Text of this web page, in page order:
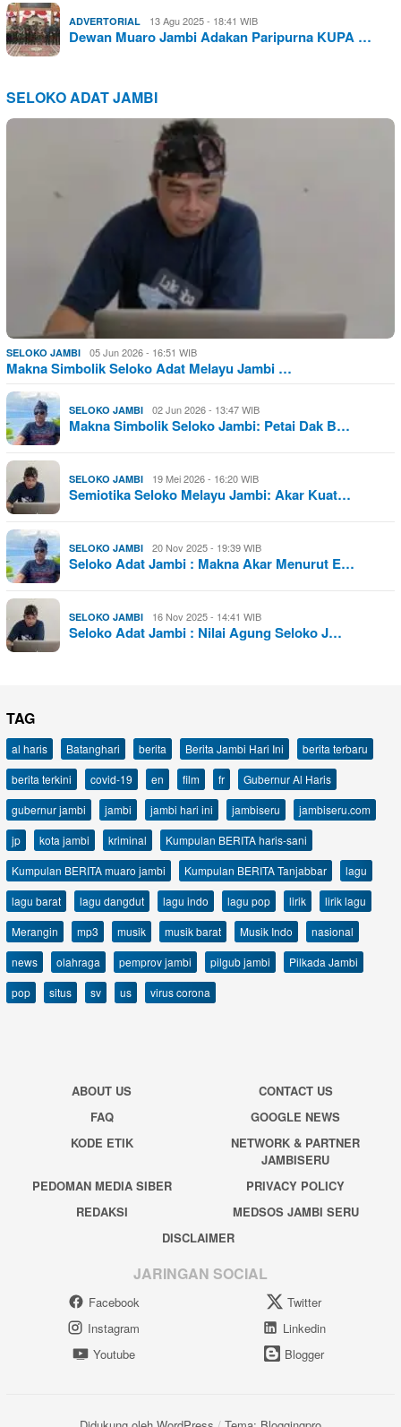
ADVERTORIAL 13 Agu 2025 - 18:41 WIB
Dewan Muaro Jambi Adakan Paripurna KUPA …
SELOKO ADAT JAMBI
SELOKO JAMBI 05 Jun 2026 - 16:51 WIB
Makna Simbolik Seloko Adat Melayu Jambi …
SELOKO JAMBI 02 Jun 2026 - 13:47 WIB
Makna Simbolik Seloko Jambi: Petai Dak B…
SELOKO JAMBI 19 Mei 2026 - 16:20 WIB
Semiotika Seloko Melayu Jambi: Akar Kuat…
SELOKO JAMBI 20 Nov 2025 - 19:39 WIB
Seloko Adat Jambi : Makna Akar Menurut E…
SELOKO JAMBI 16 Nov 2025 - 14:41 WIB
Seloko Adat Jambi : Nilai Agung Seloko J…
TAG
al haris Batanghari berita Berita Jambi Hari Ini
berita terbaru
berita terkini
covid-19 en film fr
Gubernur Al Haris
gubernur jambi
jambi jambi hari ini jambiseru
jambiseru.com
jp
kota jambi kriminal
Kumpulan BERITA haris-sani
Kumpulan BERITA muaro jambi
Kumpulan BERITA Tanjabbar
lagu
lagu barat
lagu dangdut lagu indo lagu pop lirik
lirik lagu
Merangin
mp3 musik musik barat Musik Indo
nasional
news
olahraga pemprov jambi pilgub jambi
Pilkada Jambi
pop
situs sv us virus corona
ABOUT US
CONTACT US
FAQ
GOOGLE NEWS
KODE ETIK
NETWORK & PARTNER
JAMBISERU
PEDOMAN MEDIA SIBER
PRIVACY POLICY
REDAKSI
MEDSOS JAMBI SERU
DISCLAIMER
JARINGAN SOCIAL
Facebook
Twitter
Instagram
Linkedin
Youtube
Blogger